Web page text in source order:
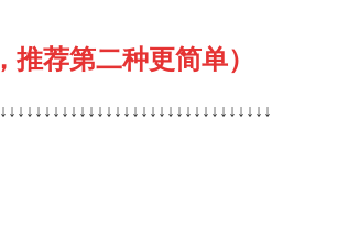
荐第二种更简单）
↓ ↓ ↓ ↓ ↓ ↓ ↓ ↓ ↓ ↓ ↓ ↓ ↓ ↓ ↓ ↓ ↓ ↓ ↓ ↓ ↓ ↓ ↓ ↓ ↓ ↓ ↓ ↓ ↓ ↓ ↓